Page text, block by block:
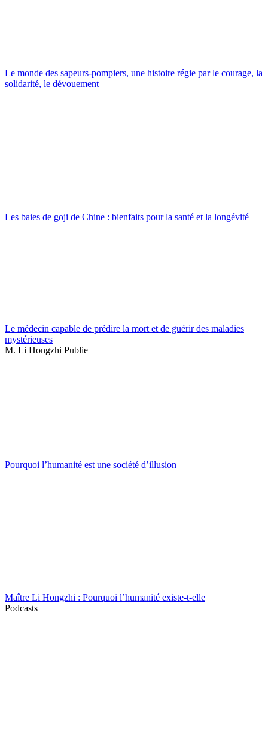
Le monde des sapeurs-pompiers, une histoire régie par le courage, la
solidarité, le dévouement
Les baies de goji de Chine : bienfaits pour la santé et la longévité
Le médecin capable de prédire la mort et de guérir des maladies
mystérieuses
M. Li Hongzhi Publie
Pourquoi l’humanité est une société d’illusion
Maître Li Hongzhi : Pourquoi l’humanité existe-t-elle
Podcasts